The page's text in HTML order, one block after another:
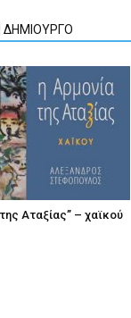
ΔΗΜΙΟΥΡΓΟ
Αταξίας” – χαϊκού